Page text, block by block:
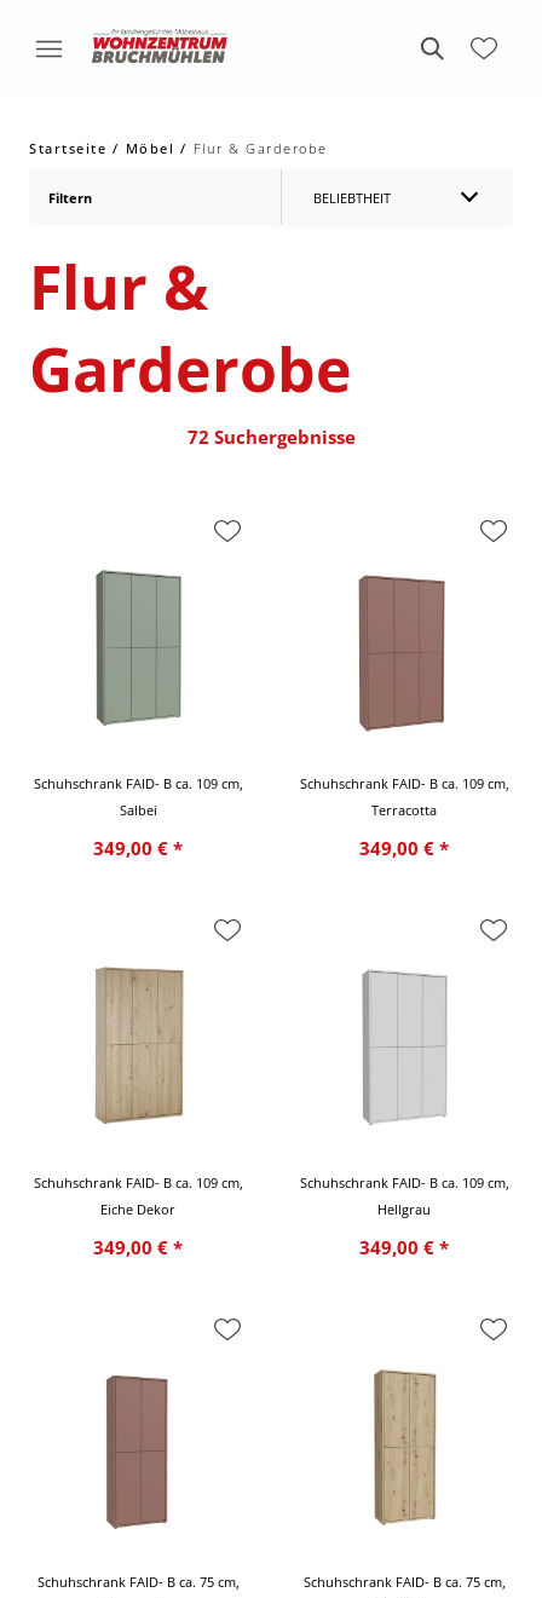
Startseite Möbel Flur & Garderobe
Filtern BELIEBTHEIT
Flur &
Garderobe
72 Suchergebnisse
Schuhschrank FAID- B ca. 109 cm,
Salbei
349,00 € *
Schuhschrank FAID- B ca. 109 cm,
Terracotta
349,00 € *
Schuhschrank FAID- B ca. 109 cm,
Eiche Dekor
349,00 € *
Schuhschrank FAID- B ca. 109 cm,
Hellgrau
349,00 € *
Schuhschrank FAID- B ca. 75 cm,
Schuhschrank FAID- B ca. 75 cm,